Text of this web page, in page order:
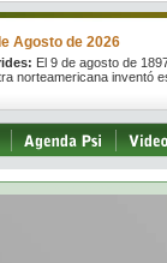
Agosto de 2026
El 9 de agosto de
norteamericana inventó